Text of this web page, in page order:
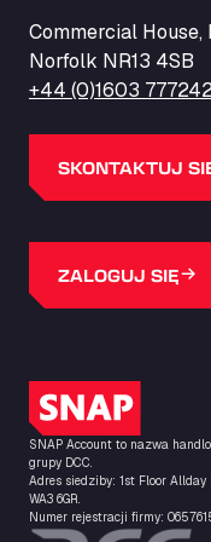
Barneys Diner
A18 Melton Ross
Bars Logistics
Elm Farm Depot,
Bartrums
A140, Langton
Bolstoen 9, 1046
Basiq Truck
A.G. Bellstraat
Bathgate Truck
16 Inchmuir
Batim
Lar Bck Z 7
Commercial House,
Norfolk NR13 4SB
+44 (0)1603
SKONTAKTUJ
ZALOGUJ SIĘ
Logo SNAP
SNAP Account to nazwa
grupy DCC.
Adres siedziby: 1st Floor Allday
WA3 6GR.
Numer rejestracji firmy: